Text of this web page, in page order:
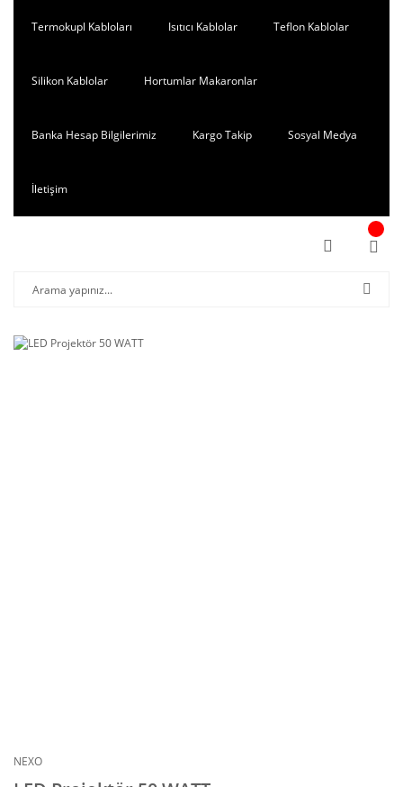
Termokupl Kabloları Isıtıcı Kablolar Teflon Kablolar
Silikon Kablolar Hortumlar Makaronlar
Banka Hesap Bilgilerimiz Kargo Takip Sosyal Medya
İletişim
NEXO